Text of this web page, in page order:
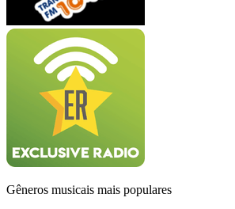
Gêneros musicais mais populares